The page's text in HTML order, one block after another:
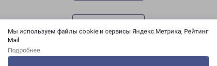
Мы используем файлы cookie и сервисы Яндекс.Метрика, Рейтинг
Mail
Подробнее